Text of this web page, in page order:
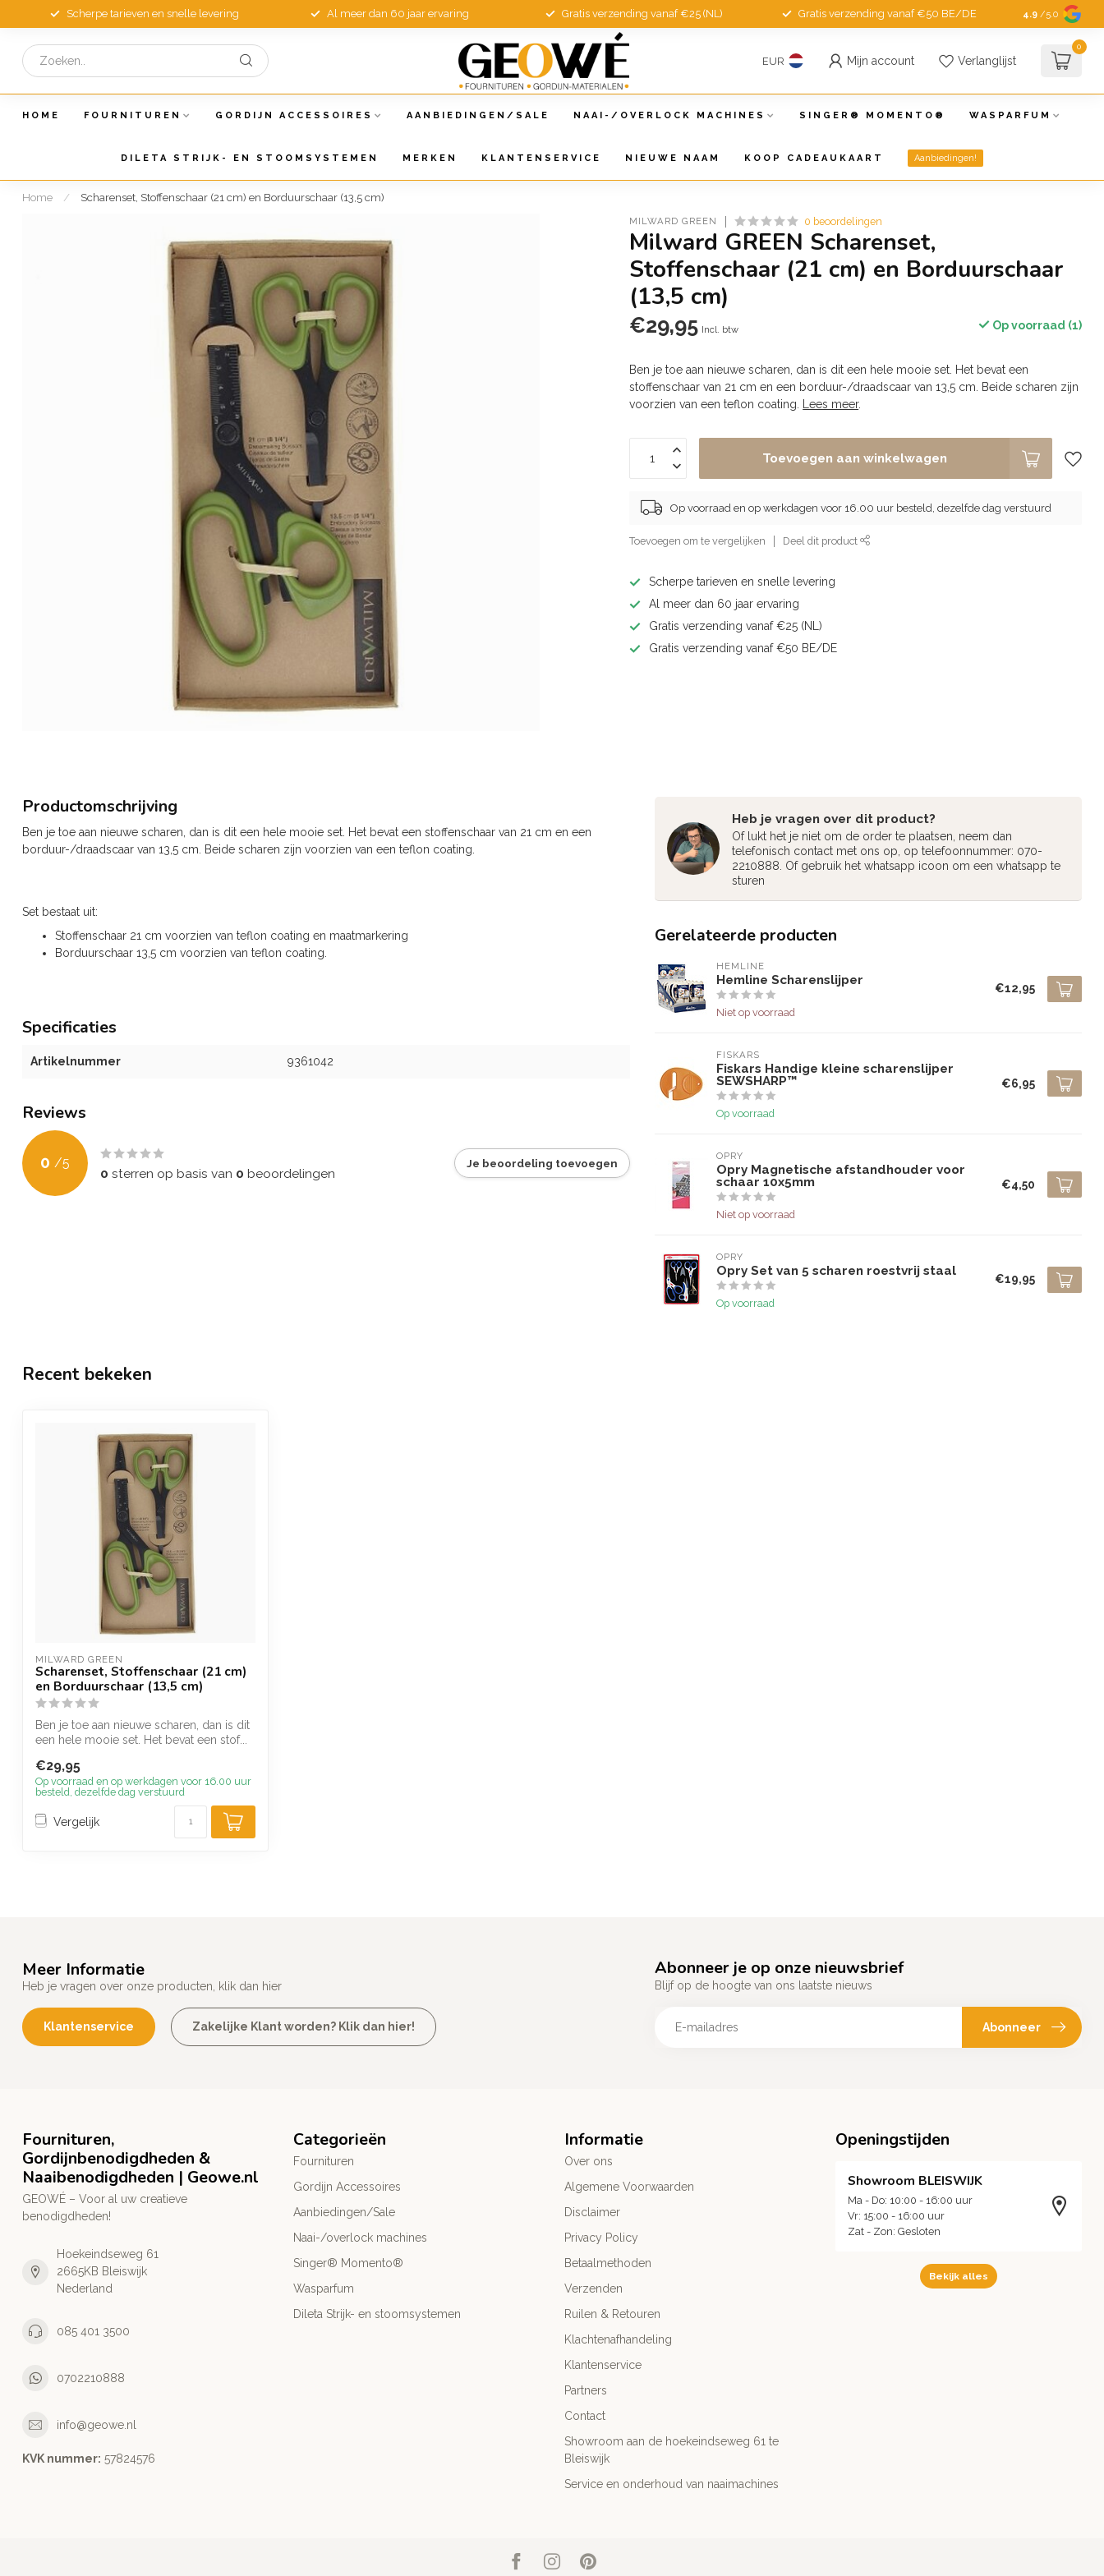
Scherpe tarieven en snelle levering Al meer dan 60 jaar ervaring Gratis verzending vanaf €25 (NL) Gratis verzending vanaf €50 BE/DE 4.9 /5.0
EUR Mijn account Verlanglijst
0
HOME FOURNITUREN GORDIJN ACCESSOIRES AANBIEDINGEN/SALE NAAI-/OVERLOCK MACHINES SINGER® MOMENTO® WASPARFUM
DILETA STRIJK- EN STOOMSYSTEMEN MERKEN KLANTENSERVICE NIEUWE NAAM KOOP CADEAUKAART Aanbiedingen!
Home / Scharenset, Stoffenschaar (21 cm) en Borduurschaar (13,5 cm)
MILWARD GREEN 0 beoordelingen
Milward GREEN Scharenset,
Stoffenschaar (21 cm) en Borduurschaar
(13,5 cm)
€29,95 Incl. btw Op voorraad (1)
Ben je toe aan nieuwe scharen, dan is dit een hele mooie set. Het bevat een
stoffenschaar van 21 cm en een borduur-/draadscaar van 13,5 cm. Beide scharen zijn
voorzien van een teflon coating.
Lees meer.
Toevoegen aan winkelwagen
Op voorraad en op werkdagen voor 16.00 uur besteld, dezelfde dag verstuurd
Toevoegen om te vergelijken Deel dit product
Scherpe tarieven en snelle levering
Al meer dan 60 jaar ervaring
Gratis verzending vanaf €25 (NL)
Gratis verzending vanaf €50 BE/DE
Productomschrijving
Ben je toe aan nieuwe scharen, dan is dit een hele mooie set. Het bevat een stoffenschaar van 21 cm en een
borduur-/draadscaar van 13,5 cm. Beide scharen zijn voorzien van een teflon coating.
Set bestaat uit:
Stoffenschaar 21 cm voorzien van teflon coating en maatmarkering
Borduurschaar 13,5 cm voorzien van teflon coating.
Specificaties
Artikelnummer 9361042
Reviews
0 /5
0 sterren op basis van 0 beoordelingen
Je beoordeling toevoegen
Heb je vragen over dit product?
Of lukt het je niet om de order te plaatsen, neem dan
telefonisch contact met ons op, op telefoonnummer: 070-
2210888. Of gebruik het whatsapp icoon om een whatsapp te
sturen
Gerelateerde producten
HEMLINE
Hemline Scharenslijper
Niet op voorraad
€12,95
FISKARS
Fiskars Handige kleine scharenslijper
SEWSHARP™
Op voorraad
€6,95
OPRY
Opry Magnetische afstandhouder voor
schaar 10x5mm
Niet op voorraad
€4,50
OPRY
Opry Set van 5 scharen roestvrij staal
Op voorraad
€19,95
Recent bekeken
MILWARD GREEN
Scharenset, Stoffenschaar (21 cm)
en Borduurschaar (13,5 cm)
Ben je toe aan nieuwe scharen, dan is dit
een hele mooie set. Het bevat een stof...
€29,95
Op voorraad en op werkdagen voor 16.00 uur
besteld, dezelfde dag verstuurd
Vergelijk
Meer Informatie
Heb je vragen over onze producten, klik dan hier
Klantenservice Zakelijke Klant worden? Klik dan hier!
Abonneer je op onze nieuwsbrief
Blijf op de hoogte van ons laatste nieuws
Abonneer
Fournituren,
Gordijnbenodigdheden &
Naaibenodigdheden | Geowe.nl
GEOWÉ – Voor al uw creatieve
benodigdheden!
Hoekeindseweg 61
2665KB Bleiswijk
Nederland
085 401 3500
0702210888
info@geowe.nl
KVK nummer: ‭57824576‬
Categorieën
Fournituren
Gordijn Accessoires
Aanbiedingen/Sale
Naai-/overlock machines
Singer® Momento®
Wasparfum
Dileta Strijk- en stoomsystemen
Informatie
Over ons
Algemene Voorwaarden
Disclaimer
Privacy Policy
Betaalmethoden
Verzenden
Ruilen & Retouren
Klachtenafhandeling
Klantenservice
Partners
Contact
Showroom aan de hoekeindseweg 61 te
Bleiswijk
Service en onderhoud van naaimachines
Openingstijden
Showroom BLEISWIJK
Ma - Do: 10:00 - 16:00 uur
Vr: 15:00 - 16:00 uur
Zat - Zon: Gesloten
Bekijk alles